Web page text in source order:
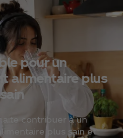
pour un
alimentaire plus
sain
contribuer à un
plus sain et